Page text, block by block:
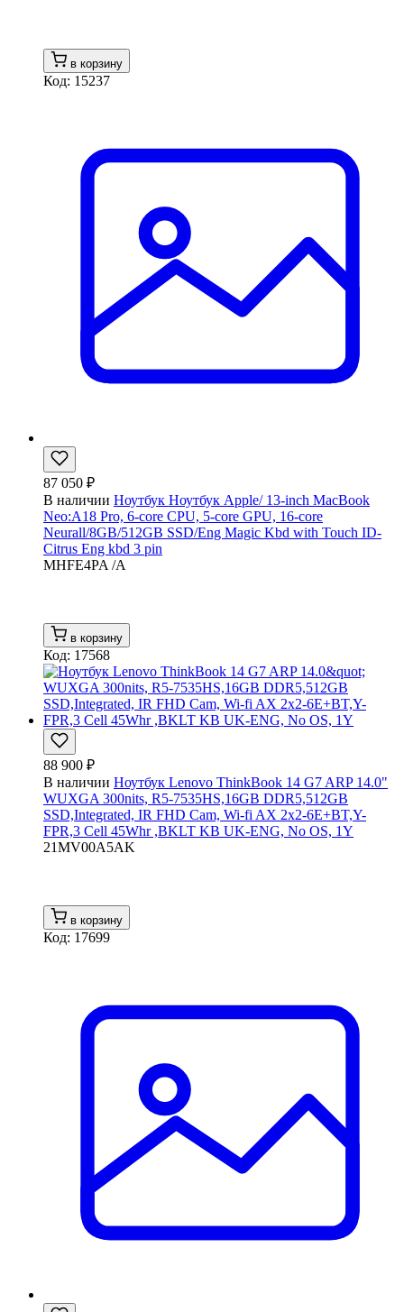
в корзину
Код: 15237
87 050 ₽
В наличии Ноутбук Ноутбук Apple/ 13-inch MacBook
Neo:A18 Pro, 6-core CPU, 5-core GPU, 16-core
Neurall/8GB/512GB SSD/Eng Magic Kbd with Touch ID-
Citrus Eng kbd 3 pin
MHFE4PA /A
в корзину
Код: 17568
88 900 ₽
В наличии Ноутбук Lenovo ThinkBook 14 G7 ARP 14.0"
WUXGA 300nits, R5-7535HS,16GB DDR5,512GB
SSD,Integrated, IR FHD Cam, Wi-fi AX 2x2-6E+BT,Y-
FPR,3 Cell 45Whr ,BKLT KB UK-ENG, No OS, 1Y
21MV00A5AK
в корзину
Код: 17699